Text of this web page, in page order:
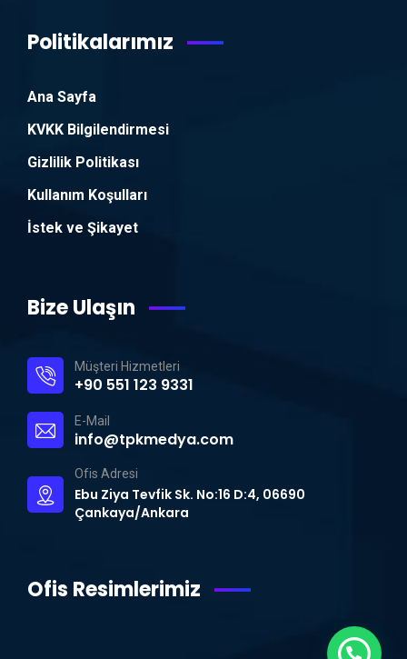
Politikalarımız
Ana Sayfa
KVKK Bilgilendirmesi
Gizlilik Politikası
Kullanım Koşulları
İstek ve Şikayet
Bize Ulaşın
Müşteri Hizmetleri
+90 551 123 9331
E-Mail
info@tpkmedya.com
Ofis Adresi
Ebu Ziya Tevfik Sk. No:16 D:4, 06690
Çankaya/Ankara
Ofis Resimlerimiz